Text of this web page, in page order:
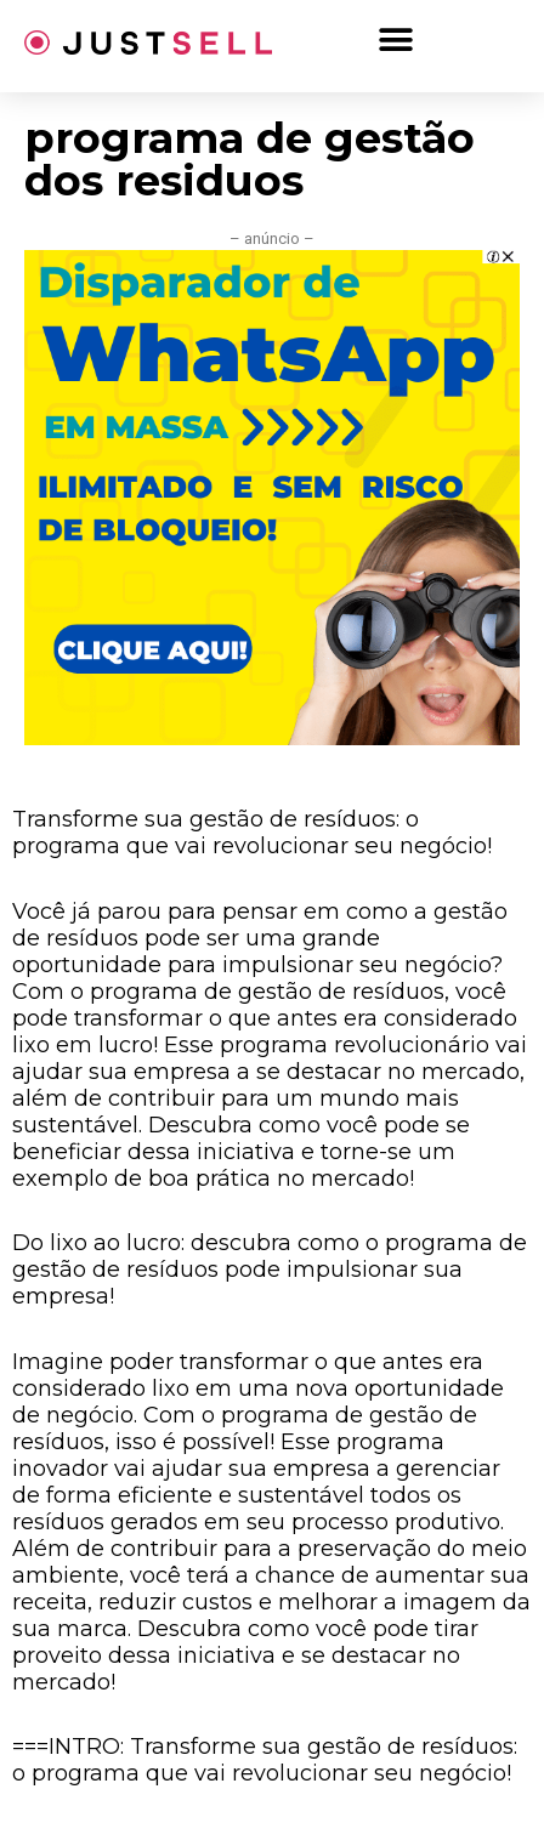
para
programa de gestão
dos residuos
– anúncio –
Transforme sua gestão de resíduos: o
programa que vai revolucionar seu negócio!
Você já parou para pensar em como a gestão
de resíduos pode ser uma grande
oportunidade para impulsionar seu negócio?
Com o programa de gestão de resíduos, você
pode transformar o que antes era considerado
lixo em lucro! Esse programa revolucionário vai
ajudar sua empresa a se destacar no mercado,
além de contribuir para um mundo mais
sustentável. Descubra como você pode se
beneficiar dessa iniciativa e torne-se um
exemplo de boa prática no mercado!
Do lixo ao lucro: descubra como o programa de
gestão de resíduos pode impulsionar sua
empresa!
Imagine poder transformar o que antes era
considerado lixo em uma nova oportunidade
de negócio. Com o programa de gestão de
resíduos, isso é possível! Esse programa
inovador vai ajudar sua empresa a gerenciar
de forma eficiente e sustentável todos os
resíduos gerados em seu processo produtivo.
Além de contribuir para a preservação do meio
ambiente, você terá a chance de aumentar sua
receita, reduzir custos e melhorar a imagem da
sua marca. Descubra como você pode tirar
proveito dessa iniciativa e se destacar no
mercado!
===INTRO: Transforme sua gestão de resíduos:
o programa que vai revolucionar seu negócio!